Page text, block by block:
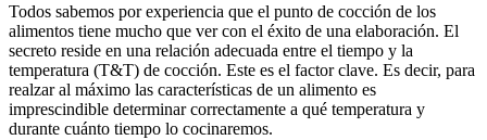
Todos sabemos por experiencia que el punto de cocción de los
alimentos tiene mucho que ver con el éxito de una elaboración. El
secreto reside en una relación adecuada entre el tiempo y la
temperatura (T&T) de cocción. Este es el factor clave. Es decir, para
realzar al máximo las características de un alimento es
imprescindible determinar correctamente a qué temperatura y
durante cuánto tiempo lo cocinaremos.